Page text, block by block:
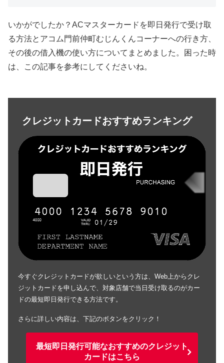
いかがでしたか？ACマスターカードを即日発行で受け取
る方法とアコム門前仲町むじんくんコーナーへの行き方、
その後の借入機の使い方についてまとめました。困った時
は、この記事を参考にしてくださいね。
クレジットカードおすすめランキング
今すぐクレジットカードが欲しいという方は、Web上からクレ
ジットカードを申し込んで、対象店舗で当日受け取るのがカー
ドの最短即日発行できる方法です。
さらに詳しい内容は、下記のボタンをクリック！
最短即日発行可能なおすすめのクレジット
カードはこちら